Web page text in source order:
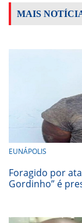
MAIS
EUNÁPOLIS
Foragido por
Gordinho” é